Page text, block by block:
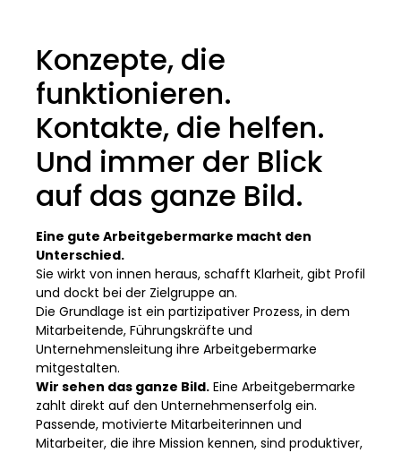
Konzepte, die
funktionieren.
Kontakte, die helfen.
Und immer der Blick
auf das ganze Bild.
Eine gute Arbeitgebermarke macht den
Unterschied.
Sie wirkt von innen heraus, schafft Klarheit, gibt Profil
und dockt bei der Zielgruppe an.
Die Grundlage ist ein partizipativer Prozess, in dem
Mitarbeitende, Führungskräfte und
Unternehmensleitung ihre Arbeitgebermarke
mitgestalten.
Wir sehen das ganze Bild. Eine Arbeitgebermarke
zahlt direkt auf den Unternehmenserfolg ein.
Passende, motivierte Mitarbeiterinnen und
Mitarbeiter, die ihre Mission kennen, sind produktiver,